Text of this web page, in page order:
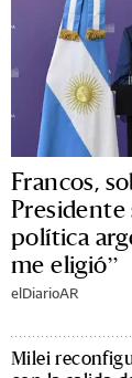
Francos,
Presidente
política
me eligió”
elDiarioAR
Milei